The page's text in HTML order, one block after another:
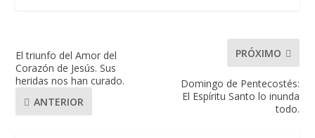
El triunfo del Amor del
Corazón de Jesús. Sus
heridas nos han curado.
ANTERIOR
PRÓXIMO
Domingo de Pentecostés:
El Espíritu Santo lo inunda
todo.